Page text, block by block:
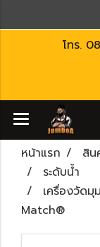
โทร.
หน้าแรก สิน
ระดับน้ำ
เครื่องวัด
Match®